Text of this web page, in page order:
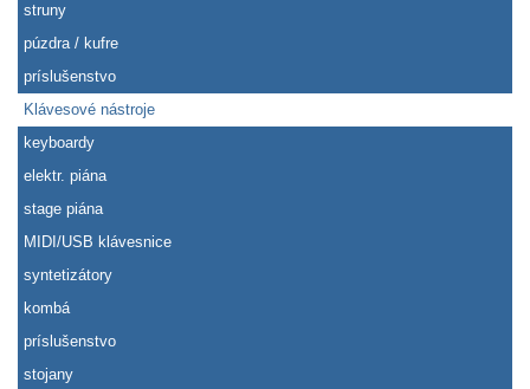
struny
púzdra / kufre
príslušenstvo
Klávesové nástroje
keyboardy
elektr. piána
stage piána
MIDI/USB klávesnice
syntetizátory
kombá
príslušenstvo
stojany